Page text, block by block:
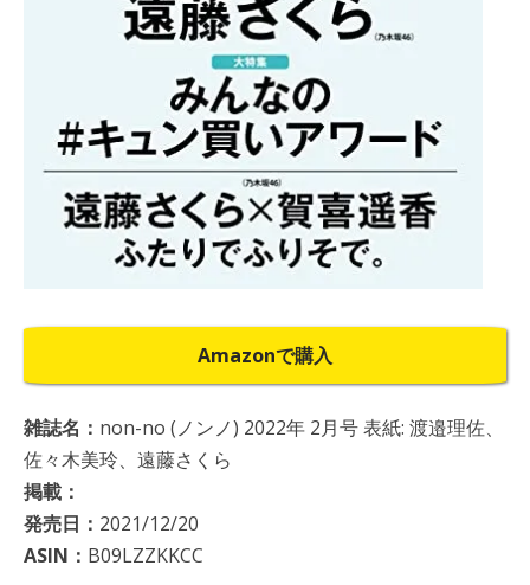
Amazonで購入
雑誌名： non-no (ノンノ) 2022年 2月号 表紙: 渡邉理佐、
佐々木美玲、遠藤さくら
掲載：
発売日： 2021/12/20
ASIN： B09LZZKKCC